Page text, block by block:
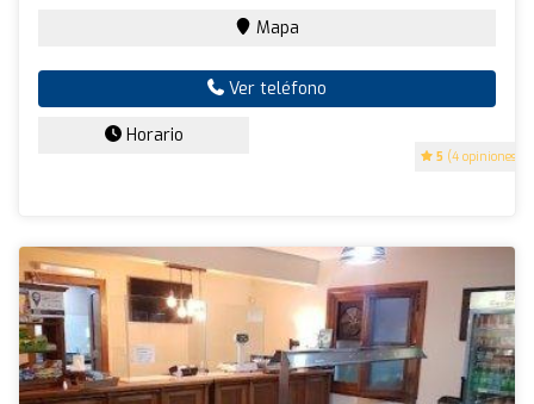
5 (4 opiniones)
Mapa
Ver teléfono
Horario